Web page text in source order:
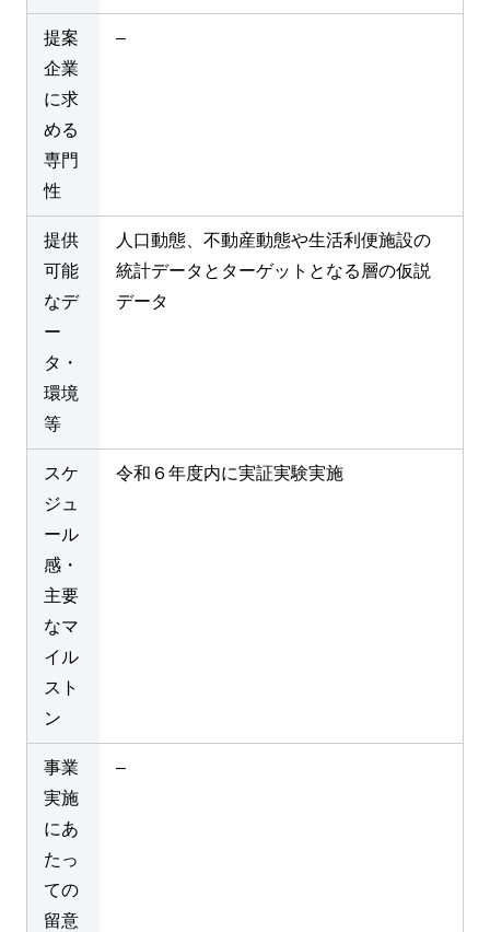
提案
企業
に求
める
専門
性
–
提供
可能
なデ
ー
タ・
環境
等
人口動態、不動産動態や生活利便施設の
統計データとターゲットとなる層の仮説
データ
スケ
ジュ
ール
感・
主要
なマ
イル
スト
ン
令和６年度内に実証実験実施
事業
実施
にあ
たっ
ての
留意
–